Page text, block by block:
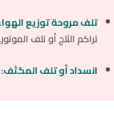
تلف مروحة توزيع
تراكم الثلج أو تلف الموتور.
انسداد أو تلف المكثف: